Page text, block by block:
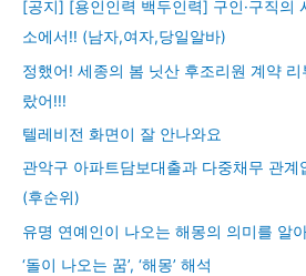
[공지] [용인인력 백두인력] 구인·구직의
소에서!! (남자,여자,당일알바)
정했어! 세종의 봄 닛산 후조리원 계약
랐어!!!
텔레비전 화면이 잘 안나와요
관악구 아파트담보대출과 다중채무 관계
(후순위)
유명 연예인이 나오는 해몽의 의미를 알
‘돌이 나오는 꿈’, ‘해몽’ 해석